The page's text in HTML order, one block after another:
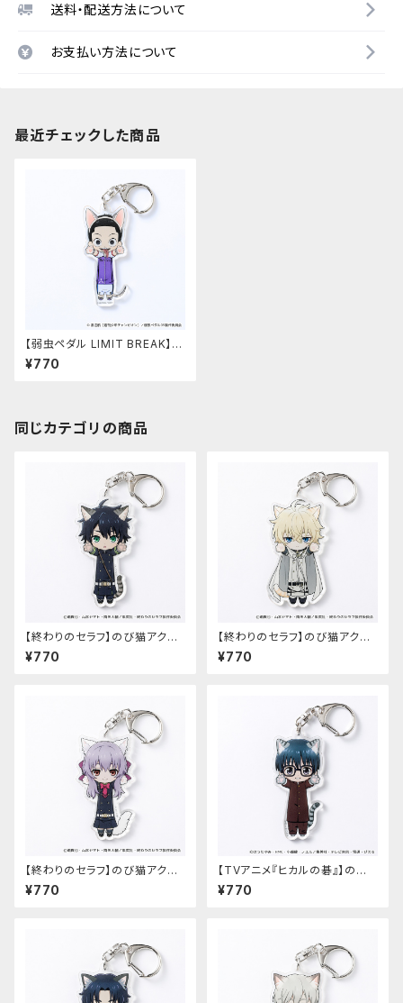
送料・配送方法について
お支払い方法について
最近チェックした商品
【弱虫ペダル LIMIT BREAK】の
び猫アクリルキーホルダー 第
3弾（御堂筋 翔）
¥770
同じカテゴリの商品
【終わりのセラフ】のび猫アクリ
ルキーホルダー（百夜優一郎）
¥770
【終わりのセラフ】のび猫アクリ
ルキーホルダー（百夜ミカエラ）
¥770
【終わりのセラフ】のび猫アクリ
ルキーホルダー（柊シノア）
¥770
【TVアニメ『ヒカルの碁』】のび
猫アクリルキーホルダー（筒井
公宏）
¥770